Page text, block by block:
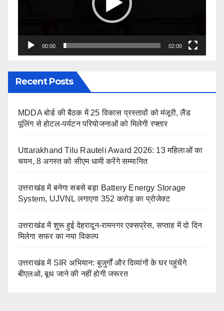
00:00 02:00
Recent Posts
MDDA बोर्ड की बैठक में 25 विकास प्रस्तावों को मंजूरी, लैंड
पूलिंग से होटल-पर्यटन परियोजनाओं को मिलेगी रफ्तार
Uttarakhand Tilu Rauteli Award 2026: 13 महिलाओं का
चयन, 8 अगस्त को सीएम धामी करेंगे सम्मानित
उत्तराखंड में बनेगा सबसे बड़ा Battery Energy Storage
System, UJVNL लगाएगा 352 करोड़ का प्रोजेक्ट
उत्तराखंड में शुरू हुई देहरादून-रामनगर एक्सप्रेस, सप्ताह में दो दिन
मिलेगा सफर का नया विकल्प
उत्तराखंड में SIR अभियान: बुजुर्गों और दिव्यांगों के घर पहुंचेंगे
बीएलओ, बूथ जाने की नहीं होगी जरूरत